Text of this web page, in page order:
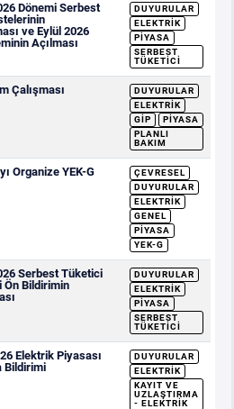
Dönemi Serbest
ve Eylül 2026
Açılması
DUYURULAR
ELEKTRIK
PIYASA
SERBEST
TÜKETICI
Çalışması
DUYURULAR
ELEKTRIK
GİP
PIYASA
PLANLI
BAKIM
Organize YEK-G
ÇEVRESEL
DUYURULAR
ELEKTRIK
GENEL
PIYASA
YEK-G
Serbest Tüketici
Ön Bildirimin
DUYURULAR
ELEKTRIK
PIYASA
SERBEST
TÜKETICI
Elektrik Piyasası
Bildirimi
DUYURULAR
ELEKTRIK
KAYIT VE
UZLAŞTIRMA
- ELEKTRIK